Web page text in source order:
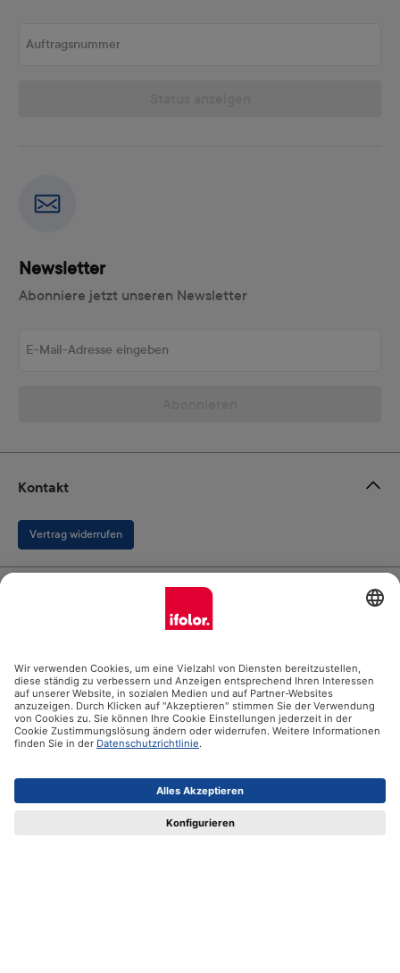
Newsletter
Abonniere jetzt unseren Newsletter
Kontakt
Vertrag widerrufen
Unsere Produkte
Hilfe